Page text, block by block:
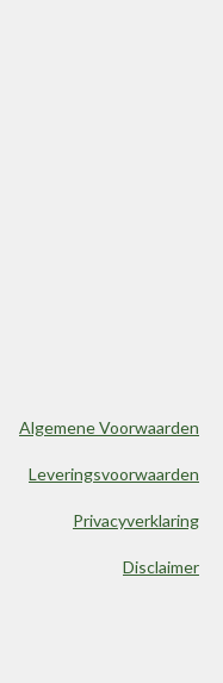
Algemene Voorwaarden
Leveringsvoorwaarden
Privacyverklaring
Disclaimer